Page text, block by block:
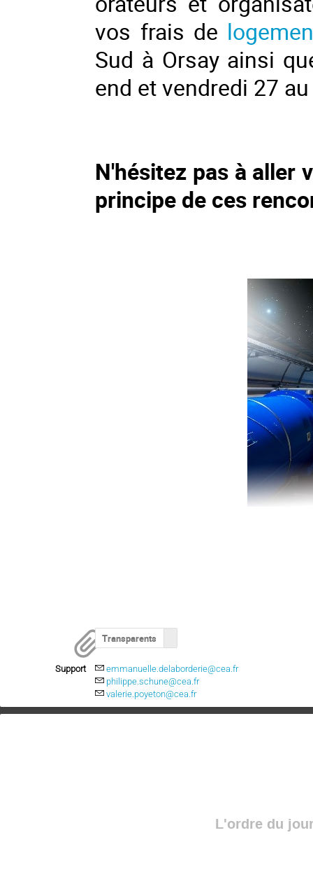
vos frais de
Sud à Orsay ainsi
end et vendredi 27
N'hésitez pas à aller
principe de ces
Transparents
Support
emmanuelle.delaborderie@cea.fr
philippe.schune@cea.fr
valerie.poyeton@cea.fr
L'ordre du